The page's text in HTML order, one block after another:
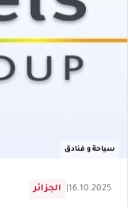
سياحة و فنادق
الجزائر 16.10.2025